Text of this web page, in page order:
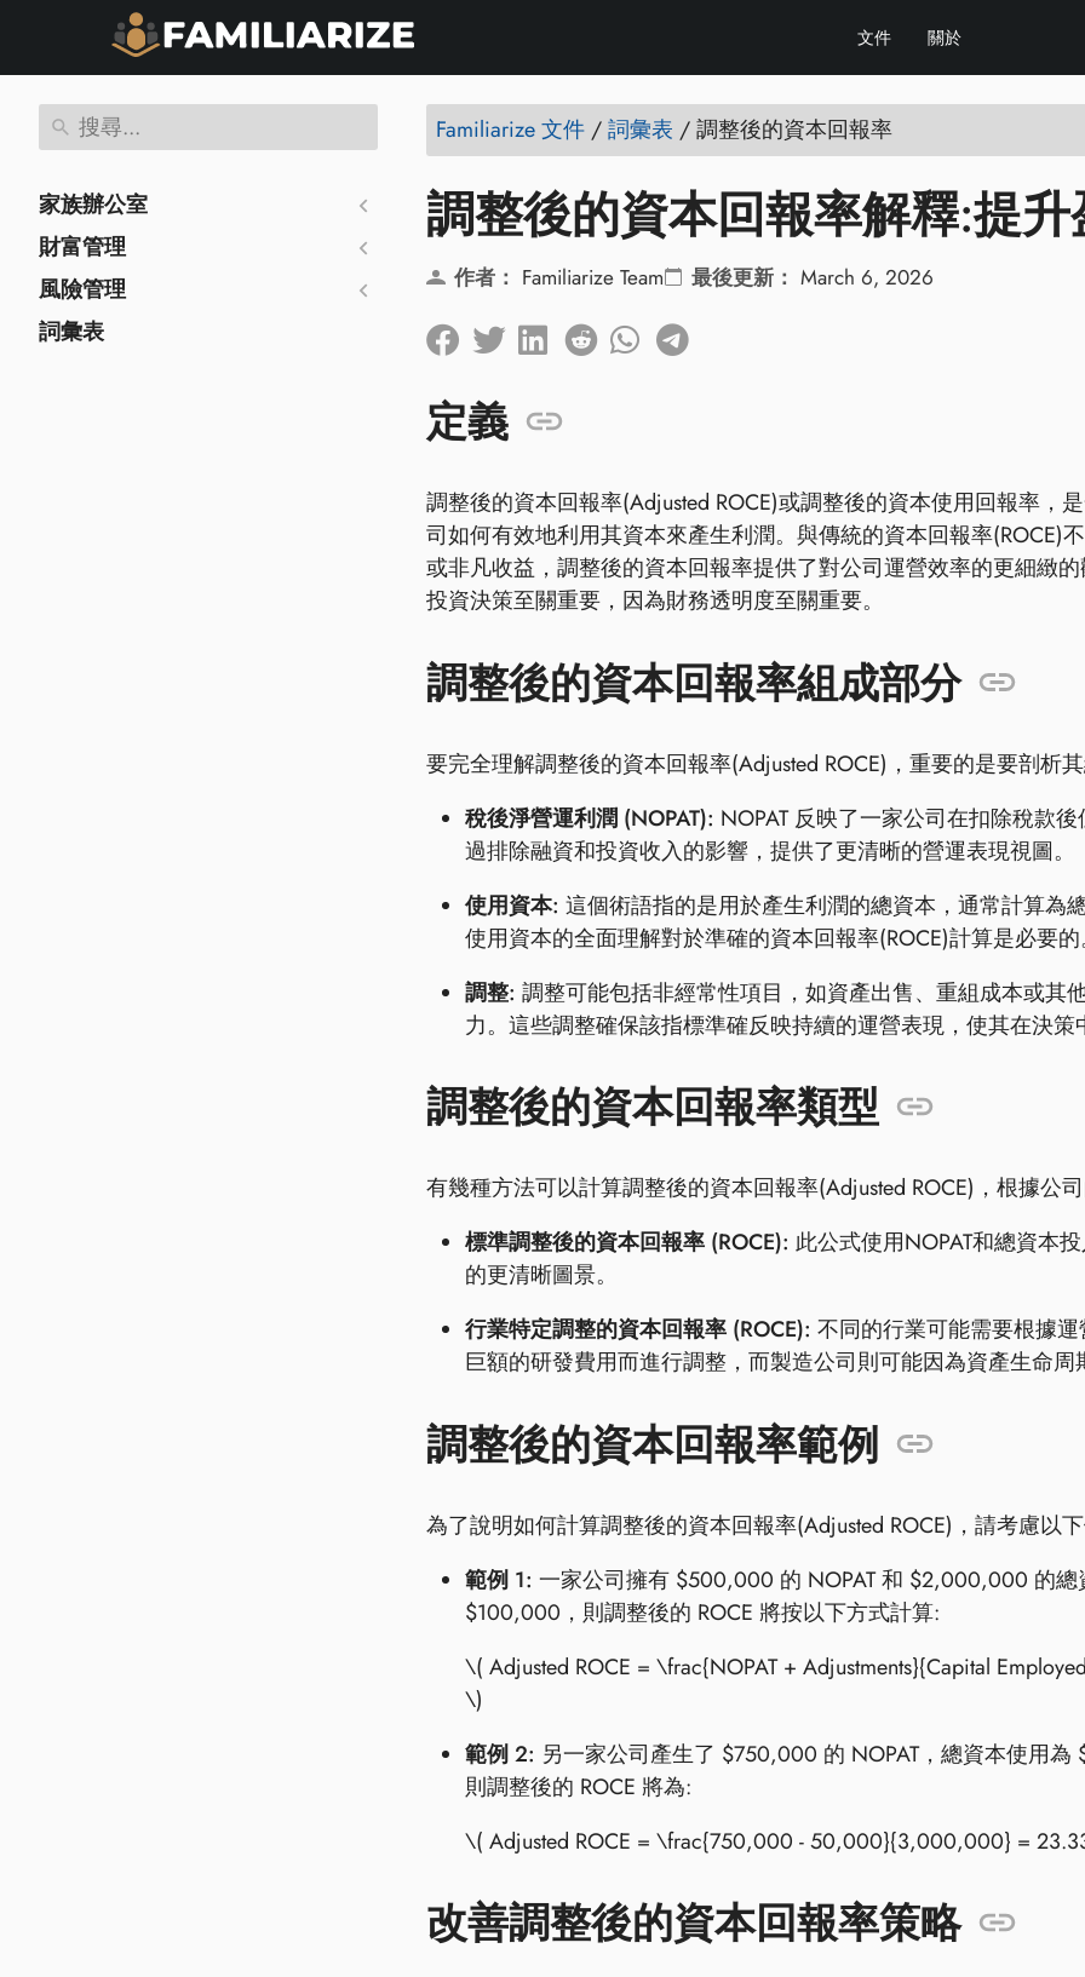
文件 關於
家族辦公室
財富管理
風險管理
詞彙表
Familiarize 文件 /詞彙表 /調整後的資本回報率
調整後的資本回報率解釋:提
作者： Familiarize Team 最後更新： March 6, 2026
定義
調整後的資本回報率(Adjusted ROCE)或調整後的資本使用回報率，
司如何有效地利用其資本來產生利潤。與傳統的資本回報率(ROCE)
或非凡收益，調整後的資本回報率提供了對公司運營效率的更細緻
投資決策至關重要，因為財務透明度至關重要。
調整後的資本回報率組成部分
要完全理解調整後的資本回報率(Adjusted ROCE)，重要的是要剖析
稅後淨營運利潤 (NOPAT): NOPAT 反映了一家公司在扣除稅款
過排除融資和投資收入的影響，提供了更清晰的營運表現視圖。
使用資本: 這個術語指的是用於產生利潤的總資本，通常計算為
使用資本的全面理解對於準確的資本回報率(ROCE)計算是必要的
調整: 調整可能包括非經常性項目，如資產出售、重組成本或其
力。這些調整確保該指標準確反映持續的運營表現，使其在決策
調整後的資本回報率類型
有幾種方法可以計算調整後的資本回報率(Adjusted ROCE)，根據公
標準調整後的資本回報率 (ROCE): 此公式使用NOPAT和總資本
的更清晰圖景。
行業特定調整的資本回報率 (ROCE): 不同的行業可能需要根據
巨額的研發費用而進行調整，而製造公司則可能因為資產生命周
調整後的資本回報率範例
為了說明如何計算調整後的資本回報率(Adjusted ROCE)，請考慮以
範例 1: 一家公司擁有 $500,000 的 NOPAT 和 $2,000,000 的
$100,000，則調整後的 ROCE 將按以下方式計算:
\( Adjusted ROCE = \frac{NOPAT + Adjustments}{Capital
\)
範例 2: 另一家公司產生了 $750,000 的 NOPAT，總資本使用
則調整後的 ROCE 將為:
\( Adjusted ROCE = \frac{750,000 - 50,000}{3,000,000} =
改善調整後的資本回報率策略